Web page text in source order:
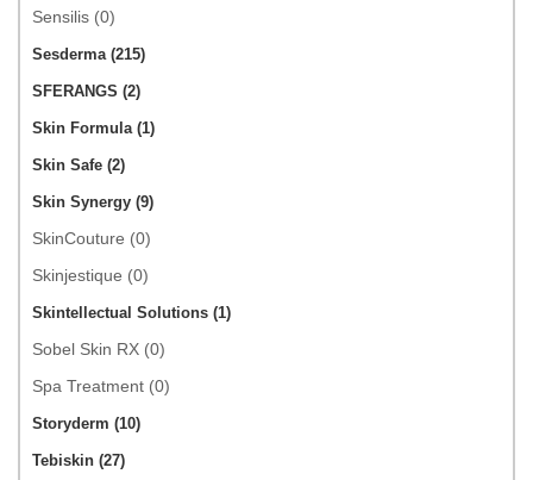
Sensilis (0)
Sesderma (215)
SFERANGS (2)
Skin Formula (1)
Skin Safe (2)
Skin Synergy (9)
SkinCouture (0)
Skinjestique (0)
Skintellectual Solutions (1)
Sobel Skin RX (0)
Spa Treatment (0)
Storyderm (10)
Tebiskin (27)